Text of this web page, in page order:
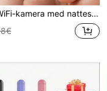
720P HD trådløst kamera, understøtter bevægelsesdetektion og fjernovervågning